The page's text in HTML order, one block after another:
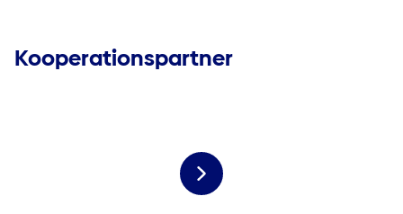
Kooperationspartner